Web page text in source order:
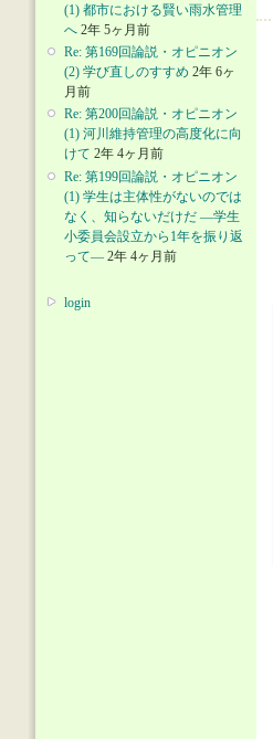
(1) 都市における賢い雨水管理
へ 2年 5ヶ月前
Re: 第169回論説・オピニオン
(2) 学び直しのすすめ 2年 6ヶ
月前
Re: 第200回論説・オピニオン
(1) 河川維持管理の高度化に向
けて 2年 4ヶ月前
Re: 第199回論説・オピニオン
(1) 学生は主体性がないのでは
なく、知らないだけだ ―学生
小委員会設立から1年を振り返
って― 2年 4ヶ月前
login